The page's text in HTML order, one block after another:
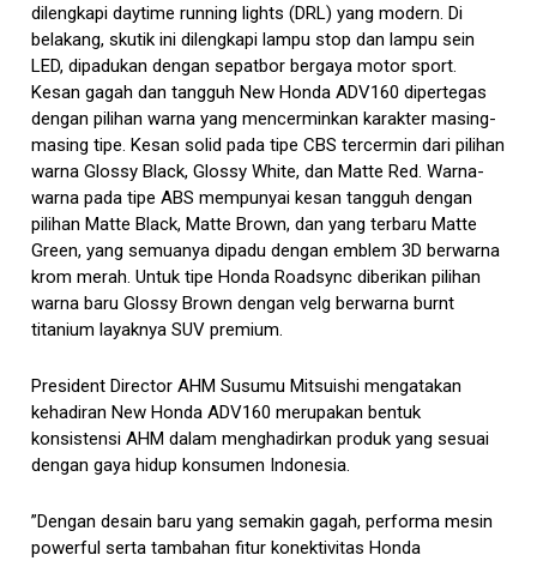
dilengkapi daytime running lights (DRL) yang modern. Di
belakang, skutik ini dilengkapi lampu stop dan lampu sein
LED, dipadukan dengan sepatbor bergaya motor sport.
Kesan gagah dan tangguh New Honda ADV160 dipertegas
dengan pilihan warna yang mencerminkan karakter masing-
masing tipe. Kesan solid pada tipe CBS tercermin dari pilihan
warna Glossy Black, Glossy White, dan Matte Red. Warna-
warna pada tipe ABS mempunyai kesan tangguh dengan
pilihan Matte Black, Matte Brown, dan yang terbaru Matte
Green, yang semuanya dipadu dengan emblem 3D berwarna
krom merah. Untuk tipe Honda Roadsync diberikan pilihan
warna baru Glossy Brown dengan velg berwarna burnt
titanium layaknya SUV premium.
President Director AHM Susumu Mitsuishi mengatakan
kehadiran New Honda ADV160 merupakan bentuk
konsistensi AHM dalam menghadirkan produk yang sesuai
dengan gaya hidup konsumen Indonesia.
”Dengan desain baru yang semakin gagah, performa mesin
powerful serta tambahan fitur konektivitas Honda